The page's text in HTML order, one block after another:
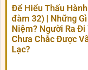
Để Hiểu Thấu
đàm 32) | Những
Niệm? Người Ra
Chưa Chắc Được
Lạc?